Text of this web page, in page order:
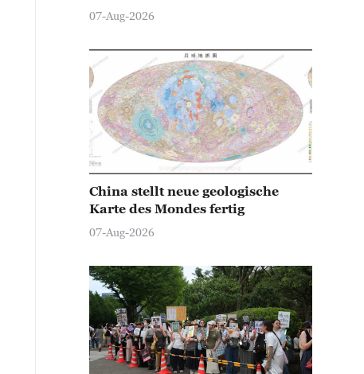
07-Aug-2026
China stellt neue geologische
Karte des Mondes fertig
07-Aug-2026